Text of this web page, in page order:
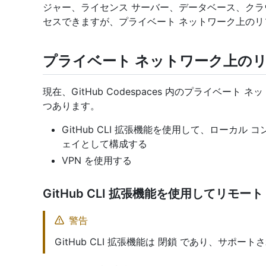
ジャー、ライセンス サーバー、データベース、ク
セスできますが、プライベート ネットワーク上の
プライベート ネットワーク上の
現在、GitHub Codespaces 内のプライベート ネ
つあります。
GitHub CLI 拡張機能を使用して、ローカル コ
ェイとして構成する
VPN を使用する
GitHub CLI 拡張機能を使用してリモー
警告
GitHub CLI 拡張機能は 閉鎖 であり、サポート